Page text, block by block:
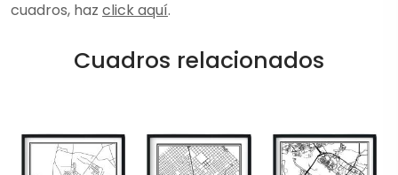
cuadros, haz click aquí.
Cuadros relacionados